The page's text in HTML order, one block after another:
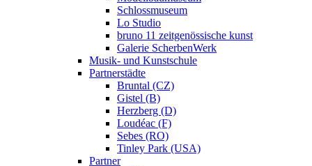
Schlossmuseum
Lo Studio
bruno 11 zeitgenössische kunst
Galerie ScherbenWerk
Musik- und Kunstschule
Partnerstädte
Bruntal (CZ)
Gistel (B)
Herzberg (D)
Loudéac (F)
Sebes (RO)
Tinley Park (USA)
Partner